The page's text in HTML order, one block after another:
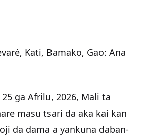
Kati, Bamako, Gao: Ana
ga Afrilu, 2026, Mali ta
masu tsari da aka kai kan
da dama a yankuna daban-